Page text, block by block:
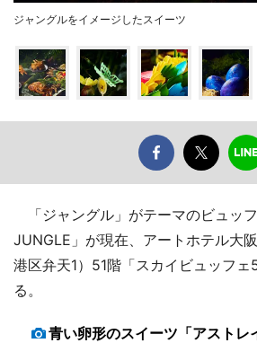
ジャングルをイメージしたスイーツ
「ジャングル」がテーマのビュッ
JUNGLE」が現在、アートホテル大
港区弁天1）51階「スカイビュッフェ
る。
青い卵形のスイーツ「アストレ